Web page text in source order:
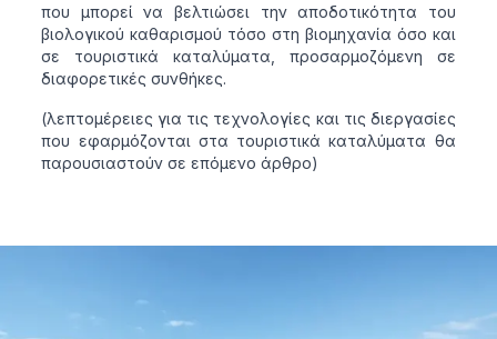
που μπορεί να βελτιώσει την αποδοτικότητα του
βιολογικού καθαρισμού τόσο στη βιομηχανία όσο και
σε τουριστικά καταλύματα, προσαρμοζόμενη σε
διαφορετικές συνθήκες.
(λεπτομέρειες για τις τεχνολογίες και τις διεργασίες
που εφαρμόζονται στα τουριστικά καταλύματα θα
παρουσιαστούν σε επόμενο άρθρο)